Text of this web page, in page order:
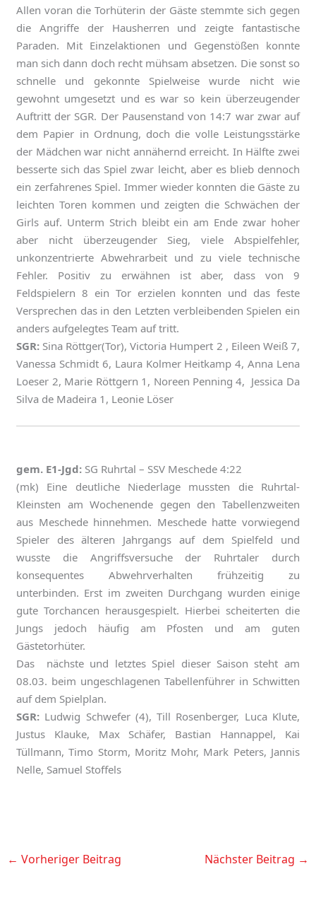
Allen voran die Torhüterin der Gäste stemmte sich gegen
die Angriffe der Hausherren und zeigte fantastische
Paraden. Mit Einzelaktionen und Gegenstößen konnte
man sich dann doch recht mühsam absetzen. Die sonst so
schnelle und gekonnte Spielweise wurde nicht wie
gewohnt umgesetzt und es war so kein überzeugender
Auftritt der SGR. Der Pausenstand von 14:7 war zwar auf
dem Papier in Ordnung, doch die volle Leistungsstärke
der Mädchen war nicht annähernd erreicht. In Hälfte zwei
besserte sich das Spiel zwar leicht, aber es blieb dennoch
ein zerfahrenes Spiel. Immer wieder konnten die Gäste zu
leichten Toren kommen und zeigten die Schwächen der
Girls auf. Unterm Strich bleibt ein am Ende zwar hoher
aber nicht überzeugender Sieg, viele Abspielfehler,
unkonzentrierte Abwehrarbeit und zu viele technische
Fehler. Positiv zu erwähnen ist aber, dass von 9
Feldspielern 8 ein Tor erzielen konnten und das feste
Versprechen das in den Letzten verbleibenden Spielen ein
anders aufgelegtes Team auf tritt.
SGR: Sina Röttger(Tor), Victoria Humpert 2 , Eileen Weiß 7,
Vanessa Schmidt 6, Laura Kolmer Heitkamp 4, Anna Lena
Loeser 2, Marie Röttgern 1, Noreen Penning 4, Jessica Da
Silva de Madeira 1, Leonie Löser
gem. E1-Jgd: SG Ruhrtal – SSV Meschede 4:22
(mk) Eine deutliche Niederlage mussten die Ruhrtal-
Kleinsten am Wochenende gegen den Tabellenzweiten
aus Meschede hinnehmen. Meschede hatte vorwiegend
Spieler des älteren Jahrgangs auf dem Spielfeld und
wusste die Angriffsversuche der Ruhrtaler durch
konsequentes Abwehrverhalten frühzeitig zu
unterbinden. Erst im zweiten Durchgang wurden einige
gute Torchancen herausgespielt. Hierbei scheiterten die
Jungs jedoch häufig am Pfosten und am guten
Gästetorhüter.
Das nächste und letztes Spiel dieser Saison steht am
08.03. beim ungeschlagenen Tabellenführer in Schwitten
auf dem Spielplan.
SGR: Ludwig Schwefer (4), Till Rosenberger, Luca Klute,
Justus Klauke, Max Schäfer, Bastian Hannappel, Kai
Tüllmann, Timo Storm, Moritz Mohr, Mark Peters, Jannis
Nelle, Samuel Stoffels
← Vorheriger Beitrag Nächster Beitrag →